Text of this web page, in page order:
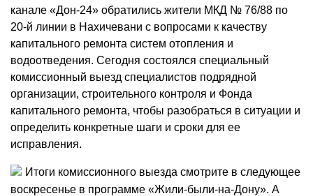
канале «Дон-24» обратились жители МКД № 76/88 по
20-й линии в Нахичевани с вопросами к качеству
капитального ремонта систем отопления и
водоотведения. Сегодня состоялся специальный
комиссионный выезд специалистов подрядной
организации, строительного контроля и Фонда
капитального ремонта, чтобы разобраться в ситуации и
определить конкретные шаги и сроки для ее
исправления.
Итоги комиссионного выезда смотрите в следующее
воскресенье в программе «Жили-были-на-Дону». А